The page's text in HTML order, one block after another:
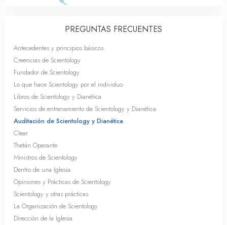
PREGUNTAS FRECUENTES
Antecedentes y principios básicos
Creencias de Scientology
Fundador de Scientology
Lo que hace Scientology por el individuo
Libros de Scientology y Dianética
Servicios de entrenamiento de Scientology y Dianética
Auditación de Scientology y Dianética
Clear
Thetán Operante
Ministros de Scientology
Dentro de una Iglesia
Opiniones y Prácticas de Scientology
Scientology y otras prácticas
La Organización de Scientology
Dirección de la Iglesia